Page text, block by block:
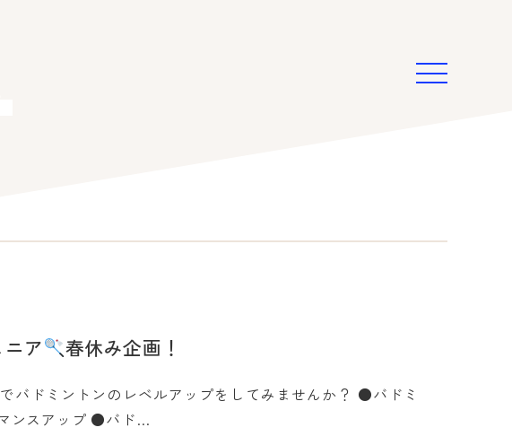
@720qutra
ア 春休み企画！
バドミントンのレベルアップをしてみませんか？ ●バドミ
ンスアップ ●バド…